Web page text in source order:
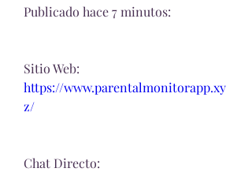
Publicado hace 7 minutos:
Sitio Web:
https://www.parentalmonitorapp.xy
z/
Chat Directo: